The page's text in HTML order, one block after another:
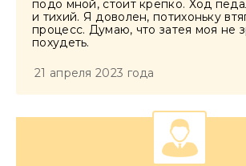
подо мной, стоит крепко. Ход
и тихий. Я доволен, потихоньку
процесс. Думаю, что затея моя не
похудеть.
21 апреля 2023 года